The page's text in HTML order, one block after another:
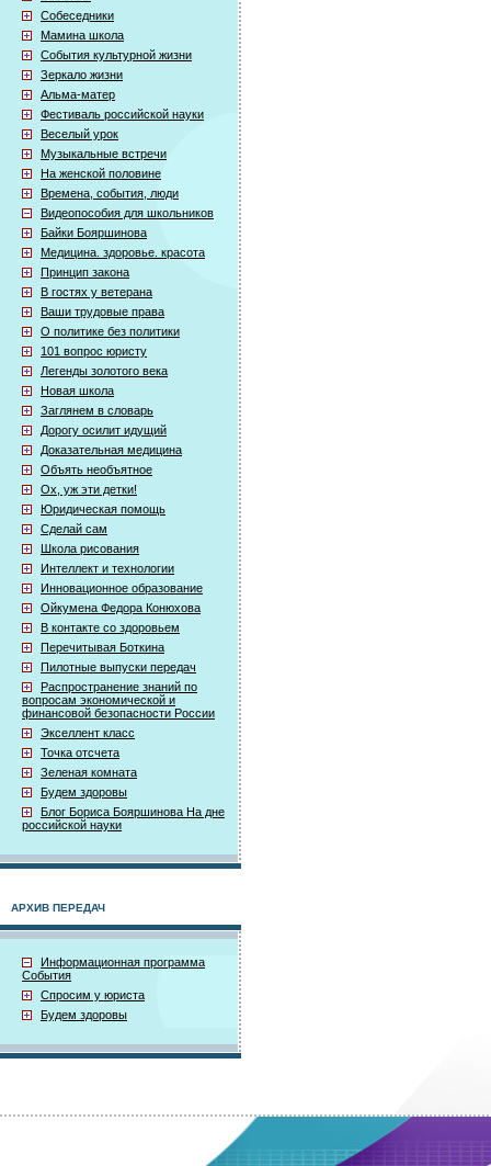
Собеседники
Мамина школа
События культурной жизни
Зеркало жизни
Альма-матер
Фестиваль российской науки
Веселый урок
Музыкальные встречи
На женской половине
Времена, события, люди
Видеопособия для школьников
Байки Бояршинова
Медицина. здоровье. красота
Принцип закона
В гостях у ветерана
Ваши трудовые права
О политике без политики
101 вопрос юристу
Легенды золотого века
Новая школа
Заглянем в словарь
Дорогу осилит идущий
Доказательная медицина
Объять необъятное
Ох, уж эти детки!
Юридическая помощь
Сделай сам
Школа рисования
Интеллект и технологии
Инновационное образование
Ойкумена Федора Конюхова
В контакте со здоровьем
Перечитывая Боткина
Пилотные выпуски передач
Распространение знаний по
вопросам экономической и
финансовой безопасности России
Экселлент класс
Точка отсчета
Зеленая комната
Будем здоровы
Блог Бориса Бояршинова На дне
российской науки
АРХИВ ПЕРЕДАЧ
Информационная программа
События
Спросим у юриста
Будем здоровы